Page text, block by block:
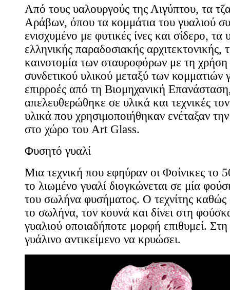
Από τους υαλουργούς της Αιγύπτου, τα
Αράβων, όπου τα κομμάτια του γυαλιού
ενισχυμένο με φυτικές ίνες και σίδερο, τα
ελληνικής παραδοσιακής αρχιτεκτονικής,
καινοτομία των σταυροφόρων με τη
συνδετικού υλικού μεταξύ των κομματιών
επιρροές από τη Βιομηχανική
απελευθερώθηκε σε υλικά και τεχνικές
υλικά που χρησιμοποιήθηκαν ενέταξαν
στο χώρο του Art Glass.
Φυσητό γυαλί
Μια τεχνική που εφηύραν οι Φοίνικες το
το λιωμένο γυαλί διογκώνεται σε μία
του σωλήνα φυσήματος. Ο τεχνίτης καθώς
το σωλήνα, τον κουνά και δίνει στη
γυαλιού οποιαδήποτε μορφή επιθυμεί. Στη
γυάλινο αντικείμενο να κρυώσει.